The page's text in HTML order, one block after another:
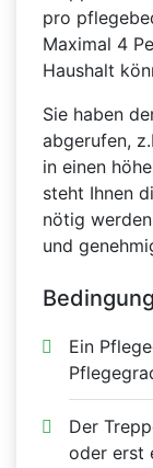
pro
Maximal 4
Haushalt
Sie haben
abgerufen,
in einen
steht Ihnen
nötig
und
Ein
Der
oder erst